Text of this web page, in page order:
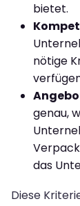
bietet.
nötige
genau,
das
Diese